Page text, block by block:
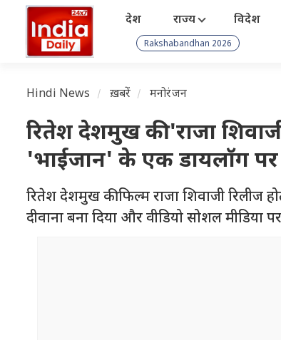
देश राज्य विदेश
Rakshabandhan 2026
Hindi News ख़बरें मनोरंजन
रितेश देशमुख की 'राजा
'भाईजान' के एक डायलॉग
रितेश देशमुख की फिल्म राजा शिवाजी रिलीज
दीवाना बना दिया और वीडियो सोशल मीडिया